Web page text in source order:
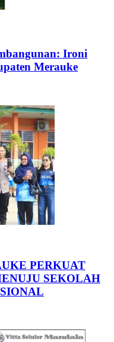
Ironi
Merauke
PERKUAT
SEKOLAH